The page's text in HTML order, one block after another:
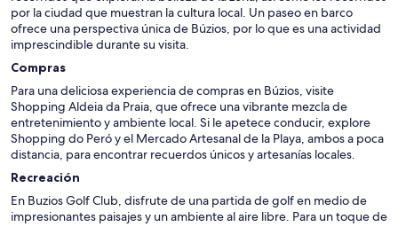
por la ciudad que muestran la cultura local. Un paseo en barco
ofrece una perspectiva única de Búzios, por lo que es una actividad
imprescindible durante su visita.
Compras
Para una deliciosa experiencia de compras en Búzios, visite
Shopping Aldeia da Praia, que ofrece una vibrante mezcla de
entretenimiento y ambiente local. Si le apetece conducir, explore
Shopping do Peró y el Mercado Artesanal de la Playa, ambos a poca
distancia, para encontrar recuerdos únicos y artesanías locales.
Recreación
En Buzios Golf Club, disfrute de una partida de golf en medio de
impresionantes paisajes y un ambiente al aire libre. Para un toque de